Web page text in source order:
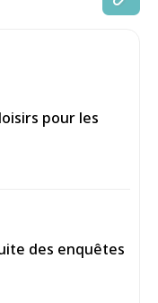
pour les
des enquêtes